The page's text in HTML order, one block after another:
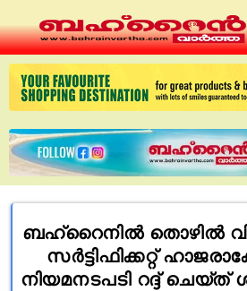
ബഹ്റൈനിൽ തൊഴിൽ
സർട്ടിഫിക്കറ്റ്
നിയമനടപടി റദ്ദ്